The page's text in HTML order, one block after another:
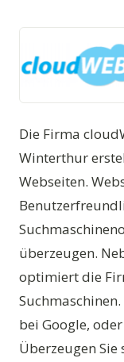
Die Firma
Winterthur
Webseiten.
überzeugen.
optimiert die
bei Google,
Überzeugen